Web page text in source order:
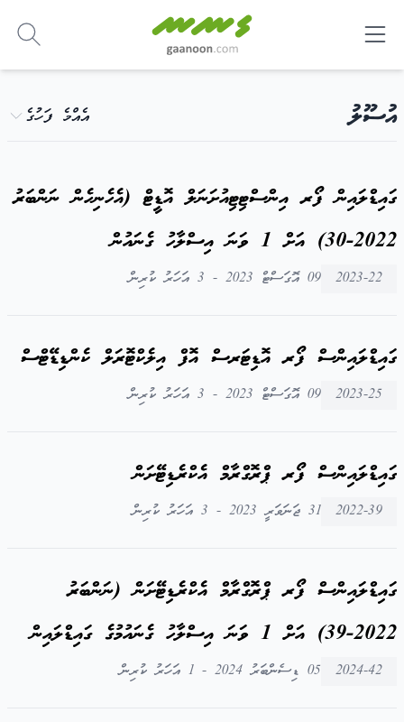
އުސޫލު އެއްމެ ފަހުގެ
ގައިޑްލައިން ފޯރ އިންސްޓިޓިއުށަނަލް އޮޑީޓް (އެހެނިހެން ނަންބަރު
2022-30) އަށް 1 ވަނަ އިސްލާހު ގެނައުން
2023-22 09 އޮގަސްޓް 2023 - 3 އަހަރު ކުރިން
ގައިޑްލައިންސް ފޯރ އޮޑިޓަރސް އޮފް އިލެކްޓޮރަލް ކެންޑިޑޭޓްސް
2023-25 09 އޮގަސްޓް 2023 - 3 އަހަރު ކުރިން
ގައިޑްލައިންސް ފޯރ ޕްރޮގްރާމް އެކްރެޑިޓޭށަން
2022-39 31 ޖަނަވަރީ 2023 - 3 އަހަރު ކުރިން
ގައިޑްލައިންސް ފޯރ ޕްރޮގްރާމް އެކްރެޑިޓޭށަން (ނަންބަރު
2022-39) އަށް 1 ވަނަ އިސްލާހު ގެނައުމުގެ ގައިޑްލައިން
2024-42 05 ޑިސެންބަރު 2024 - 1 އަހަރު ކުރިން